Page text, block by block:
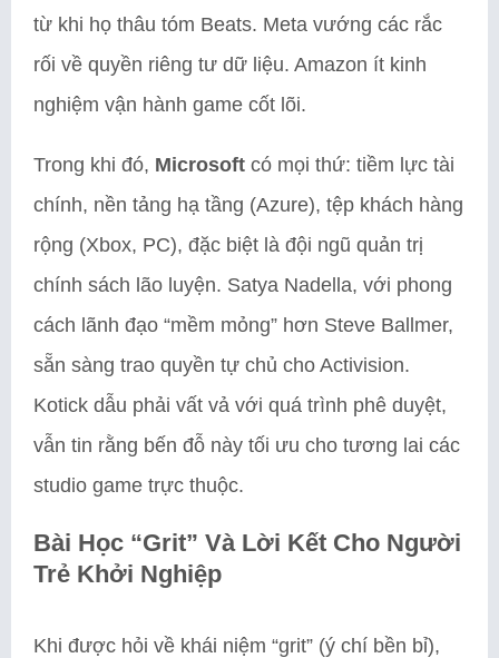
từ khi họ thâu tóm Beats. Meta vướng các rắc
rối về quyền riêng tư dữ liệu. Amazon ít kinh
nghiệm vận hành game cốt lõi.
Trong khi đó, Microsoft có mọi thứ: tiềm lực tài
chính, nền tảng hạ tầng (Azure), tệp khách hàng
rộng (Xbox, PC), đặc biệt là đội ngũ quản trị
chính sách lão luyện. Satya Nadella, với phong
cách lãnh đạo “mềm mỏng” hơn Steve Ballmer,
sẵn sàng trao quyền tự chủ cho Activision.
Kotick dẫu phải vất vả với quá trình phê duyệt,
vẫn tin rằng bến đỗ này tối ưu cho tương lai các
studio game trực thuộc.
Bài Học “Grit” Và Lời Kết Cho Người
Trẻ Khởi Nghiệp
Khi được hỏi về khái niệm “grit” (ý chí bền bỉ),